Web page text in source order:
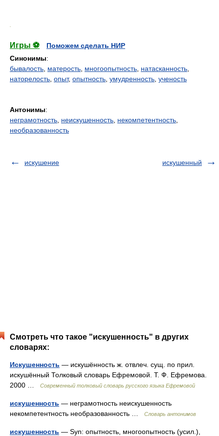
Игры ⚽
Поможем сделать НИР
Синонимы:
бывалость матерость многоопытность натасканность
наторелость опыт, опытность умудренность ученость
Антонимы:
неграмотность неискушенность некомпетентность
необразованность
искушение искушенный
Смотреть что такое "искушенность" в других
словарях:
Искушенность — искушённость ж. отвлеч. сущ. по прил.
искушённый Толковый словарь Ефремовой. Т. Ф. Ефремова.
2000 …
Современный толковый словарь русского языка Ефремовой
искушенность — неграмотность неискушенность
некомпетентность необразованность …
Словарь антонимов
искушенность — Syn: опытность, многоопытность (усил.),